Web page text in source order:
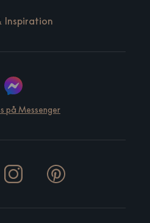
Inspiration
på Messenger